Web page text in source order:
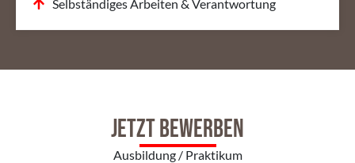
Selbständiges Arbeiten & Verantwortung
Jetzt bewerben
Ausbildung / Praktikum